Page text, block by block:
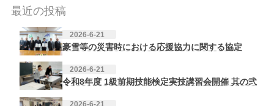
最近の投稿
2026-6-21
豪雪等の災害時における応援協力に関する協定
2026-6-21
令和8年度 1級前期技能検定実技講習会開催 其の弐
2026-6-21